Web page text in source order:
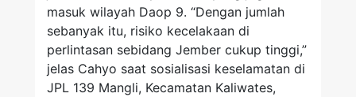
masuk wilayah Daop 9. “Dengan jumlah
sebanyak itu, risiko kecelakaan di
perlintasan sebidang Jember cukup tinggi,”
jelas Cahyo saat sosialisasi keselamatan di
JPL 139 Mangli, Kecamatan Kaliwates,